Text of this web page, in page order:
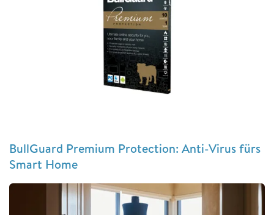
BullGuard Premium Protection: Anti-Virus fürs
Smart Home